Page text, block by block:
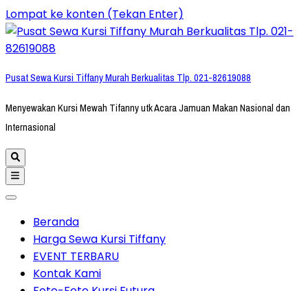
Lompat ke konten (Tekan Enter)
Pusat Sewa Kursi Tiffany Murah Berkualitas Tlp. 021-82619088
Menyewakan Kursi Mewah Tifanny utk Acara Jamuan Makan Nasional dan
Internasional
Beranda
Harga Sewa Kursi Tiffany
EVENT TERBARU
Kontak Kami